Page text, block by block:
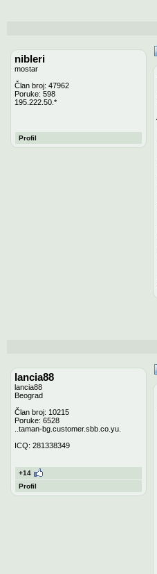
nibleri
mostar
Član broj: 47962
Poruke: 598
195.222.50.*
Profil
lancia88
lancia88
Beograd
Član broj: 10215
Poruke: 6528
..taman-bg.customer.sbb.co.yu.
ICQ: 281338349
+14
Profil